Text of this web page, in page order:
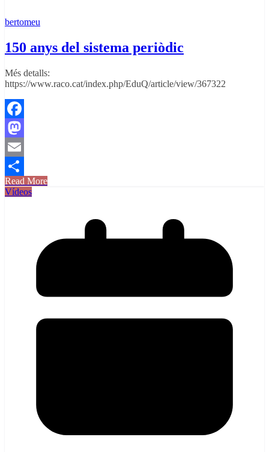
bertomeu
150 anys del sistema periòdic
Més detalls:
https://www.raco.cat/index.php/EduQ/article/view/367322
Facebook
Mastodon
Email
Comparteix
Read More
Vídeos